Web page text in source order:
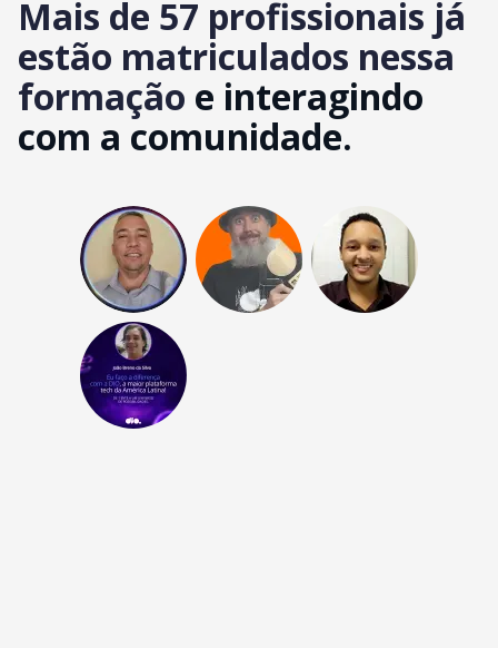
Mais de 57 profissionais já
estão matriculados nessa
formação e interagindo
com a comunidade.